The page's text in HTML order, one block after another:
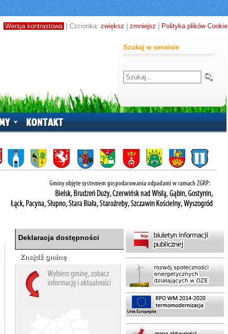
Wersja kontrastowa | Czcionka:zwiększ |zmniejsz Polityka plików Cookie
Szukaj w serwisie
Deklaracja dostępności
Znajdź gminę